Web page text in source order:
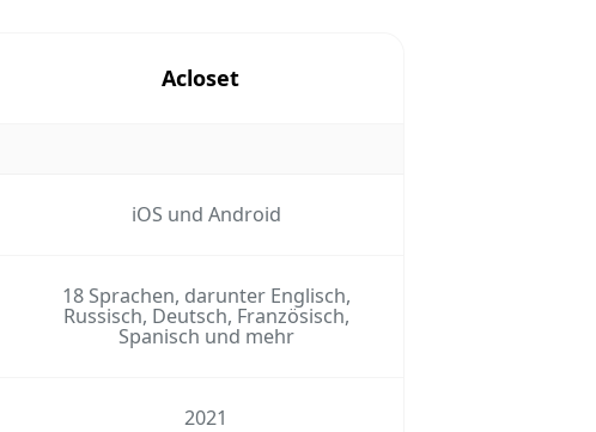
Acloset
iOS und Android
18 Sprachen, darunter Englisch,
Russisch, Deutsch, Französisch,
Spanisch und mehr
2021